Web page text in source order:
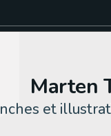
Marten
et